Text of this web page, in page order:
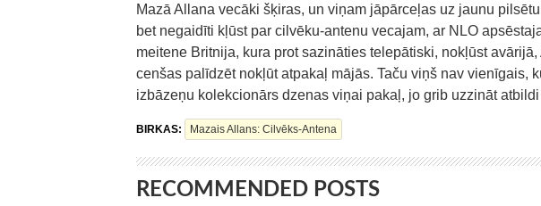
Mazā Allana vecāki šķiras, un viņam jāpārceļas uz jaunu
bet negaidīti kļūst par cilvēku-antenu vecajam, ar NLO
meitene Britnija, kura prot sazināties telepātiski, nokļūst
cenšas palīdzēt nokļūt atpakaļ mājās. Taču viņš nav vienīgais,
izbāzeņu kolekcionārs dzenas viņai pakaļ, jo grib uzzināt
BIRKAS: Mazais Allans: Cilvēks-Antena
RECOMMENDED POSTS